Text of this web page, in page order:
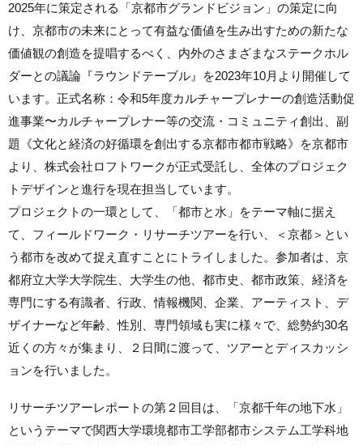
2025年に策定される「京都市グランドビジョン」の策定に向
け、京都市の未来にとって有益な価値を生み出すための新たな
価値観の創造を提唱するべく、内外のさまざまなステークホル
ダーとの議論『ラウンドテーブル』を2023年10月より開催して
います。正式名称：令和5年度カルチャープレナーの創造活動促
進事業〜カルチャープレナー等の交流・コミュニティ創出、副
題《文化と経済の好循環を創出する京都市都市戦略》を京都市
より、株式会社ロフトワークが正式受託し、全体のプロジェク
トデザインと進行を現在担当しています。
プロジェクトの一環として、「都市と水」をテーマ軸に据え
て、フィールドワーク・リサーチツアーを行い、＜京都＞とい
う都市を改めて捉え直すことにトライしました。参加者は、京
都府立大学大学院生、大学生の他、都市史、都市政策、経済を
専門にする有識者、行政、情報機関、企業、アーティスト、デ
ザイナーなど年齢、性別、専門領域も実に様々で、総勢約30名
近くの方々が集まり、２日間に渡って、ツアーとディスカッシ
ョンを行いました。
リサーチツアーレポートの第２回目は、「京都千年の地下水」
というテーマで関西大学環境都市工学部都市システム工学科地